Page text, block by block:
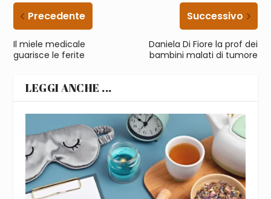
Precedente
Il miele medicale
guarisce le ferite
Successivo
Daniela Di Fiore la prof dei
bambini malati di tumore
LEGGI ANCHE ...